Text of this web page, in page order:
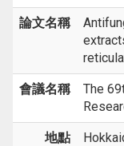
論文名稱
會議名稱
The
地點